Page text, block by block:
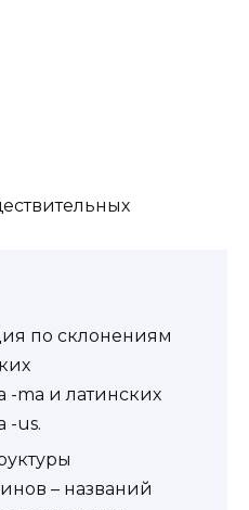
по склонениям
-ma и латинских
-us.
– названий